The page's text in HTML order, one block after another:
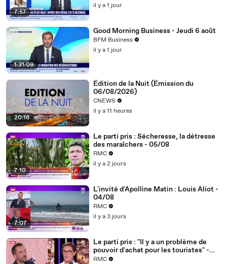
7:57
il y a 1 jour
1:31:09
Good Morning Business - Jeudi 6 août
BFM Business
il y a 1 jour
20:16
Édition de la Nuit (Émission du
06/08/2026)
CNEWS
il y a 11 heures
7:10
Le parti pris : Sécheresse, la détresse
des maraîchers - 05/08
RMC
il y a 2 jours
7:07
L'invité d'Apolline Matin : Louis Aliot -
04/08
RMC
il y a 3 jours
Le parti pris : "Il y a un problème de
pouvoir d'achat pour les touristes" -
04/08
RMC